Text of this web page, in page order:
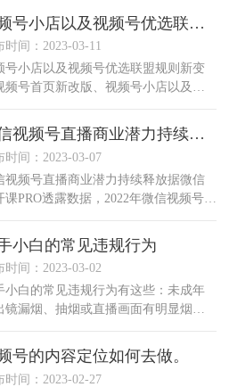
收益，不拆分展示）微信视频号代理
微信
视频号小店以及视频号优选联盟规则新变化
时间：2023-03-11
号小店以及视频号优选联盟规则新变
频号首页新改版、视频号小店以及视
了垂类账号的流量和变现新机会。01
号首页“关
微信视频号直播商业潜力持续释放
时间：2023-03-07
视频号直播商业潜力持续释放据微信
课PRO透露数据，2022年微信视频号原
长300%；微信视频号直播商业潜力持
小白的常见违规行为
时间：2023-03-02
小白的常见违规行为有这些：未成年
镜漏烟、抽烟或直播画面有明显烟雾
录播、黑屏挂机、长时间定格同一画
相似画面商品
号的内容定位如何去做。
时间：2023-02-27